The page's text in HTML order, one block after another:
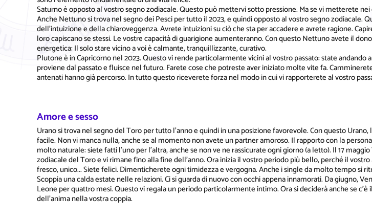
Saturno è opposto al vostro segno zodiacale. Questo può mettervi sotto pressione. Ma se vi metterete nei
Anche Nettuno si trova nel segno dei Pesci per tutto il 2023, e quindi opposto al vostro segno zodiacale.
dell'intuizione e della chiaroveggenza. Avrete intuizioni su ciò che sta per accadere e avrete ragione.
loro capiscano se stessi. Le vostre capacità di guarigione aumenteranno. Con questo Nettuno avete il
energetica: Il solo stare vicino a voi è calmante, tranquillizzante, curativo.
Plutone è in Capricorno nel 2023. Questo vi rende particolarmente vicini al vostro passato: state andando
proviene dal passato e fluisce nel futuro. Farete cose che potreste aver iniziato molte vite fa.
antenati hanno già percorso. In tutto questo riceverete forza nel modo in cui vi rapporterete al vostro
Amore e sesso
Urano si trova nel segno del Toro per tutto l'anno e quindi in una posizione favorevole. Con questo Urano,
facile. Non vi manca nulla, anche se al momento non avete un partner amoroso. Il rapporto con la
molto naturale: siete fatti l'uno per l'altra, anche se non ve ne rassicurate ogni giorno (a letto). Il 17
zodiacale del Toro e vi rimane fino alla fine dell'anno. Ora inizia il vostro periodo più bello, perché il
fresco, unico... Siete felici. Dimenticherete ogni timidezza e vergogna. Anche i single da molto tempo si
Scoppia una calda estate nelle relazioni. Ci si guarda di nuovo con occhi appena innamorati. Da giugno,
Leone per quattro mesi. Questo vi regala un periodo particolarmente intimo. Ora si deciderà anche se
dell'anima nella vostra coppia.